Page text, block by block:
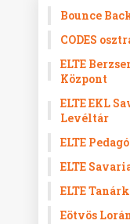
Bounce
CODES
ELTE
Központ
ELTE EKL
Levéltár
ELTE
ELTE
ELTE
Eötvös